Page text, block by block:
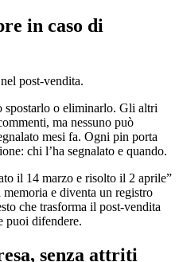
in caso di
post-vendita.
o eliminarlo. Gli altri
ma nessuno può
mesi fa. Ogni pin porta
chi l’ha segnalato e quando.
il 14 marzo e risolto il 2 aprile”
memoria e diventa un registro
che trasforma il post-vendita
puoi difendere.
senza attriti